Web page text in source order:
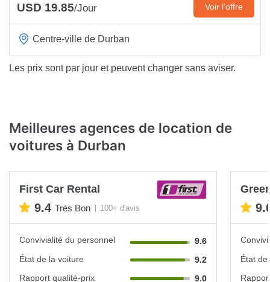
USD 19.85/Jour Voir l’offre
Centre-ville de Durban
Les prix sont par jour et peuvent changer sans aviser.
Meilleures agences de location de
voitures à Durban
First Car Rental
9.4 Très Bon 100+ d'avis
Convivialité du personnel
9.6
État de la voiture
9.2
Rapport qualité-prix
9.0
État